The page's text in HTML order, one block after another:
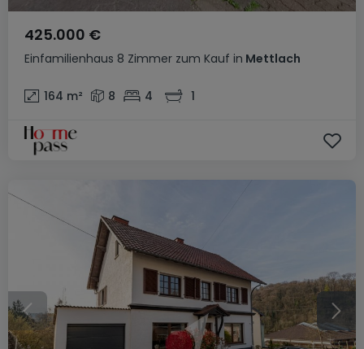
Einfamilienhaus 8 Zimmer zum Kauf in Mettlach
425.000 €
164 m² 8 4 1